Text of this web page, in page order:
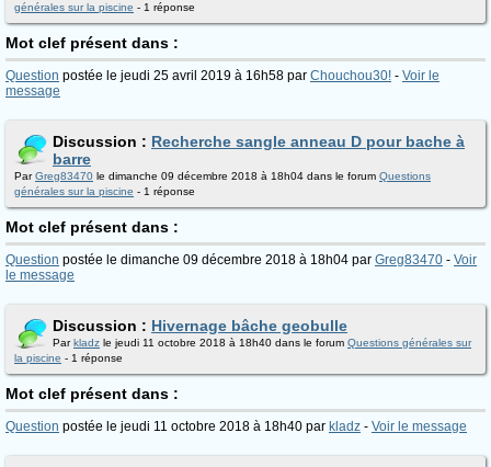
générales sur la piscine - 1 réponse
Mot clef présent dans :
Question postée le jeudi 25 avril 2019 à 16h58 par Chouchou30! - Voir le
message
Discussion : Recherche sangle anneau D pour bache à
barre
ParGreg83470 le dimanche 09 décembre 2018 à 18h04 dans le forum Questions
générales sur la piscine - 1 réponse
Mot clef présent dans :
Question postée le dimanche 09 décembre 2018 à 18h04 par Greg83470 - Voir
le message
Discussion : Hivernage bâche geobulle
Parkladz le jeudi 11 octobre 2018 à 18h40 dans le forum Questions générales sur
la piscine - 1 réponse
Mot clef présent dans :
Question postée le jeudi 11 octobre 2018 à 18h40 par kladz - Voir le message